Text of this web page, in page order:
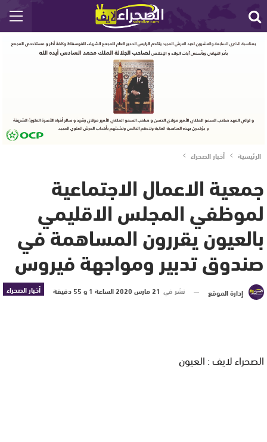
الرئيسية أخبار الصحراء
جمعية الاعمال الاجتماعية
لموظفي المجلس الاقليمي
بالعيون يقررون المساهمة في
صندوق تدبير ومواجهة فيروس
أخبار الصحراء إدارة الموقع نشر في 21 مارس 2020 الساعة 1 و 55 دقيقة
الصحراء لايف : العيون